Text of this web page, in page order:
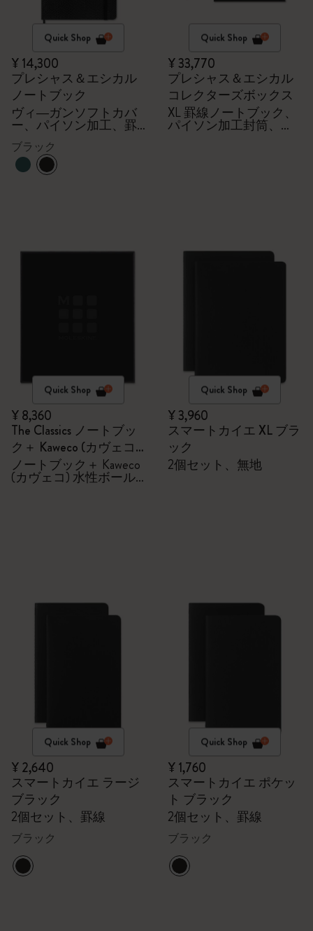
Quick Shop
¥ 14,300
プレシャス＆エシカル
ノートブック
ヴィ―ガンソフトカバ
ー、パイソン加工、罫
線
ブラック
Quick Shop
¥ 33,770
プレシャス＆エシカル
コレクターズボックス
XL 罫線ノートブック、
パイソン加工封筒、
Quick Shop
¥ 8,360
The Classics ノートブッ
ク＋ Kaweco (カヴェコ)
水性ボールペン セット
ノートブック＋ Kaweco
(カヴェコ) 水性ボール
ペン セット
Quick Shop
¥ 3,960
スマートカイエ XL ブラ
ック
2個セット、無地
Quick Shop
¥ 2,640
スマートカイエ ラージ
ブラック
2個セット、罫線
ブラック
Quick Shop
¥ 1,760
スマートカイエ ポケッ
ト ブラック
2個セット、罫線
ブラック